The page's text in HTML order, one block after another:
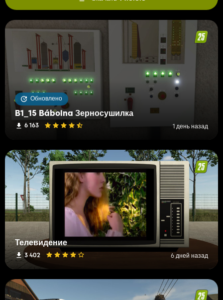
Обновлено
B1_15 Bábolna Зерносушилка
6 163 1 день назад
Телевидение
3 402 6 дней назад